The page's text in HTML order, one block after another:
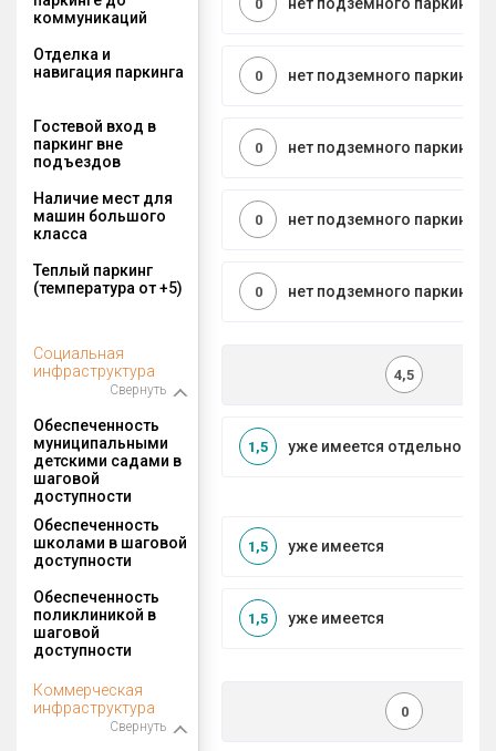
коммуникаций
нет подземного паркинга
0
Отделка и
навигация паркинга
нет подземного паркинга
0
Гостевой вход в
паркинг вне
подъездов
нет подземного паркинга
0
Наличие мест для
машин большого
класса
нет подземного паркинга
0
Теплый паркинг
(температура от +5)
нет подземного паркинга
0
Социальная
инфраструктура
Свернуть
4,5
Обеспеченность
муниципальными
детскими садами в
шаговой
доступности
уже имеется
1,5
Обеспеченность
школами в шаговой
доступности
уже имеется
1,5
Обеспеченность
поликлиникой в
шаговой
доступности
уже имеется
1,5
Коммерческая
инфраструктура
Свернуть
0